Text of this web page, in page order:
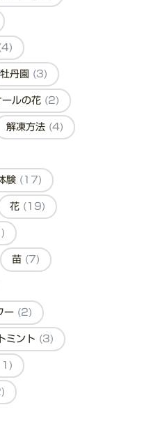
牡丹園 (3)
ールの花 (2)
解凍方法 (4)
験 (17)
花 (19)
苗 (7)
ー (2)
ミント (3)